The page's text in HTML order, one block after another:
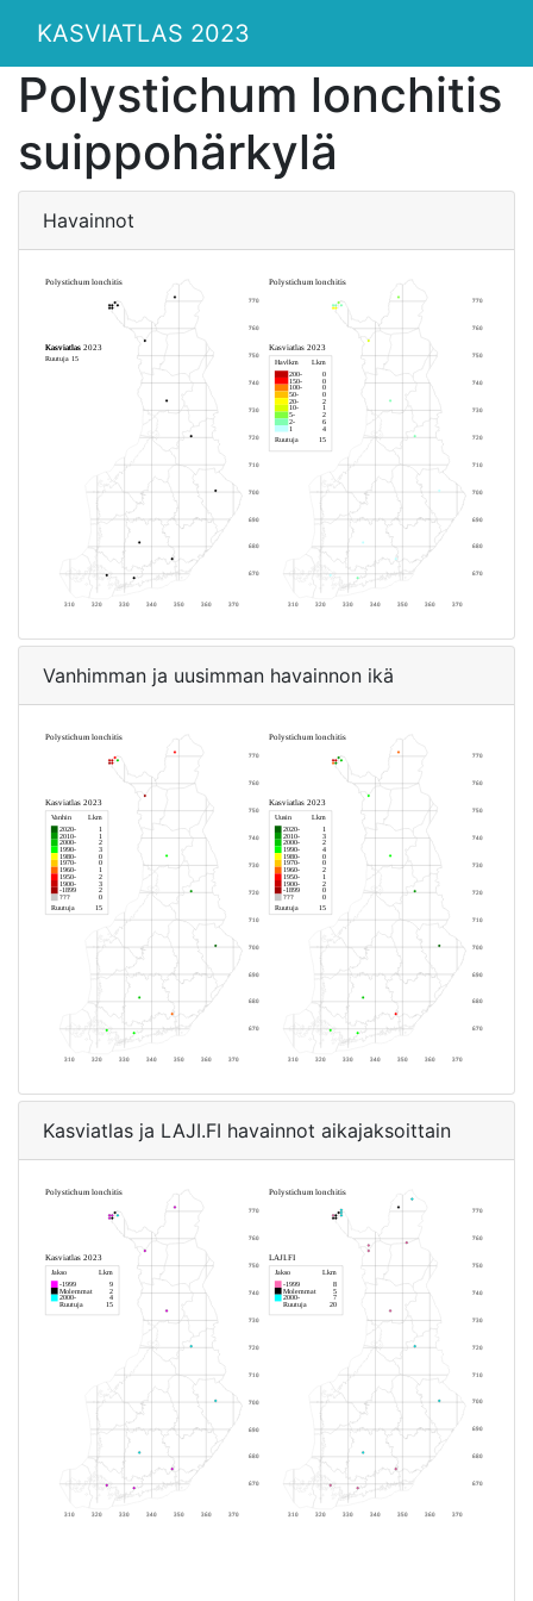
KASVIATLAS 2023
Polystichum lonchitis
suippohärkylä
Havainnot
Vanhimman ja uusimman havainnon ikä
Kasviatlas ja LAJI.FI havainnot aikajaksoittain